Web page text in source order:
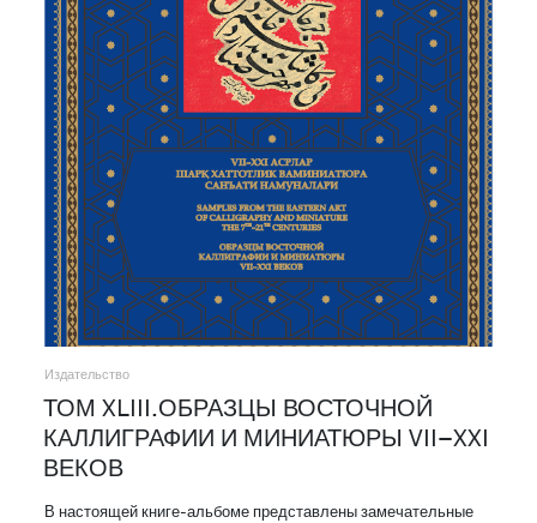
Издательство
ТОМ XLIII.ОБРАЗЦЫ ВОСТОЧНОЙ
КАЛЛИГРАФИИ И МИНИАТЮРЫ VII–XXI
ВЕКОВ
В настоящей книге-альбоме представлены замечательные